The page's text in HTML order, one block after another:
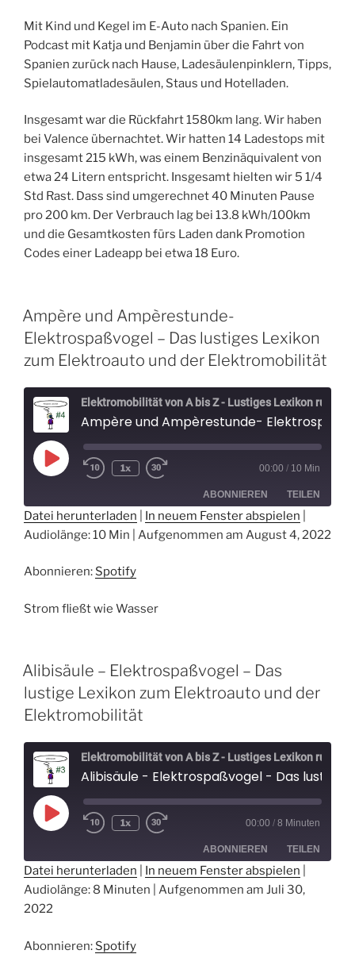
Mit Kind und Kegel im E-Auto nach Spanien. Ein
Podcast mit Katja und Benjamin über die Fahrt von
Spanien zurück nach Hause, Ladesäulenpinklern, Tipps,
Spielautomatladesäulen, Staus und Hotelladen.
Insgesamt war die Rückfahrt 1580km lang. Wir haben
bei Valence übernachtet. Wir hatten 14 Ladestops mit
insgesamt 215 kWh, was einem Benzinäquivalent von
etwa 24 Litern entspricht. Insgesamt hielten wir 5 1/4
Std Rast. Dass sind umgerechnet 40 Minuten Pause
pro 200 km. Der Verbrauch lag bei 13.8 kWh/100km
und die Gesamtkosten fürs Laden dank Promotion
Codes einer Ladeapp bei etwa 18 Euro.
Ampère und Ampèrestunde-
Elektrospaßvogel – Das lustiges Lexikon
zum Elektroauto und der Elektromobilität
Play
Episode
1x 00:00 / 10 Min
ABONNIEREN TEILEN
Spotify
RSS FEED
TEILEN
LINK
EMBED
Datei herunterladen In neuem Fenster abspielen
Audiolänge: 10 Min
Aufgenommen am August 4, 2022
Abonnieren: Spotify
Strom fließt wie Wasser
Alibisäule – Elektrospaßvogel – Das
lustige Lexikon zum Elektroauto und der
Elektromobilität
Play
Episode
1x 00:00 / 8 Minuten
ABONNIEREN TEILEN
Spotify
TEILEN
Datei herunterladen In neuem Fenster abspielen
Audiolänge: 8 Minuten
Aufgenommen am Juli 30,
2022
Abonnieren: Spotify